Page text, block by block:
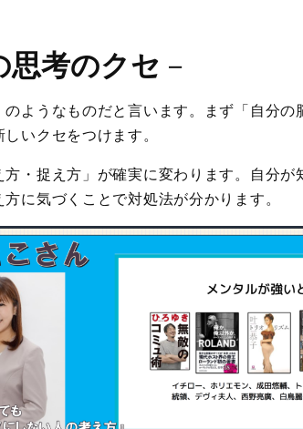
思考のクセ －
ようなものだと言います。まず「自分の
いクセをつけます。
・捉え方」が確実に変わります。自分が
に気づくことで対処法が分かります。